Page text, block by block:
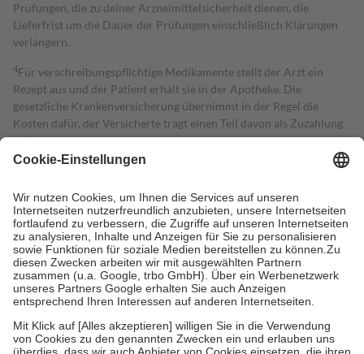
Prüfungen, die zu deiner Arzneimittelsicherheit dienen, die
Lieferfrist um die Dauer der Prüfungen einschließlich Klärungen
verlängern.
4Für verschreibungspflichtige Medikamente stellt der Arzt ein
Rezept aus und der Patient erhält sie in der Apotheke. Die
gesetzliche Krankenversicherung übernimmt in der Regel die
Kosten dafür, der Versicherte trägt einen Teil davon als Zuzahlung
mit.
Grundsätzlich leisten Mitglieder Zuzahlungen in Höhe von zehn
höchstens zehn Euro.
Es sind jedoch nie mehr als die tatsächlichen
Kosten der Leistung zu entrichten.
Diese Regeln gelten grundsätzlich auch für Online-Apotheken.
Bei Heilmitteln und häuslicher Krankenpflege beträgt die
Zuzahlung zehn Prozent der Kosten sowie zehn Euro je
Verordnung.
Um das Engagement der Versicherten für ihre eigene Gesundheit zu
stärken und die besondere Stellung der Familie zu unterstützen,
fallenkeine Zuzahlungenan bei:
• Kindern und Jugendlichen bis zum vollendeten 18. Lebensjahr